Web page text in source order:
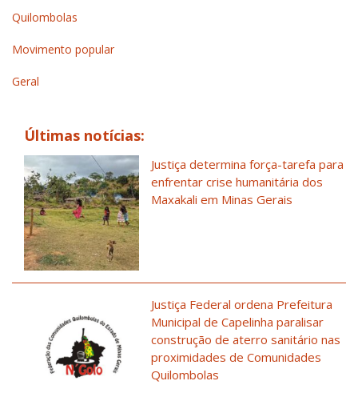
Quilombolas
Movimento popular
Geral
Últimas notícias:
Justiça determina força-tarefa para
enfrentar crise humanitária dos
Maxakali em Minas Gerais
Justiça Federal ordena Prefeitura
Municipal de Capelinha paralisar
construção de aterro sanitário nas
proximidades de Comunidades
Quilombolas